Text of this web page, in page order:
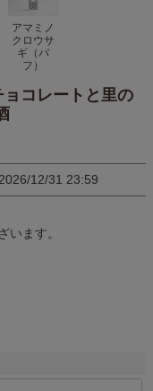
アマミノ
クロウサ
ギ（パ
フ）
ョコレートと里の
2026/12/31 23:59
います。